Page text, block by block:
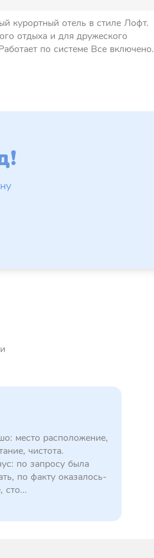
курортный отель в стиле Лофт.
отдыха и для дружеского
по системе Все включено.
место расположение,
чистота.
по запросу была
по факту оказалось-
сто...